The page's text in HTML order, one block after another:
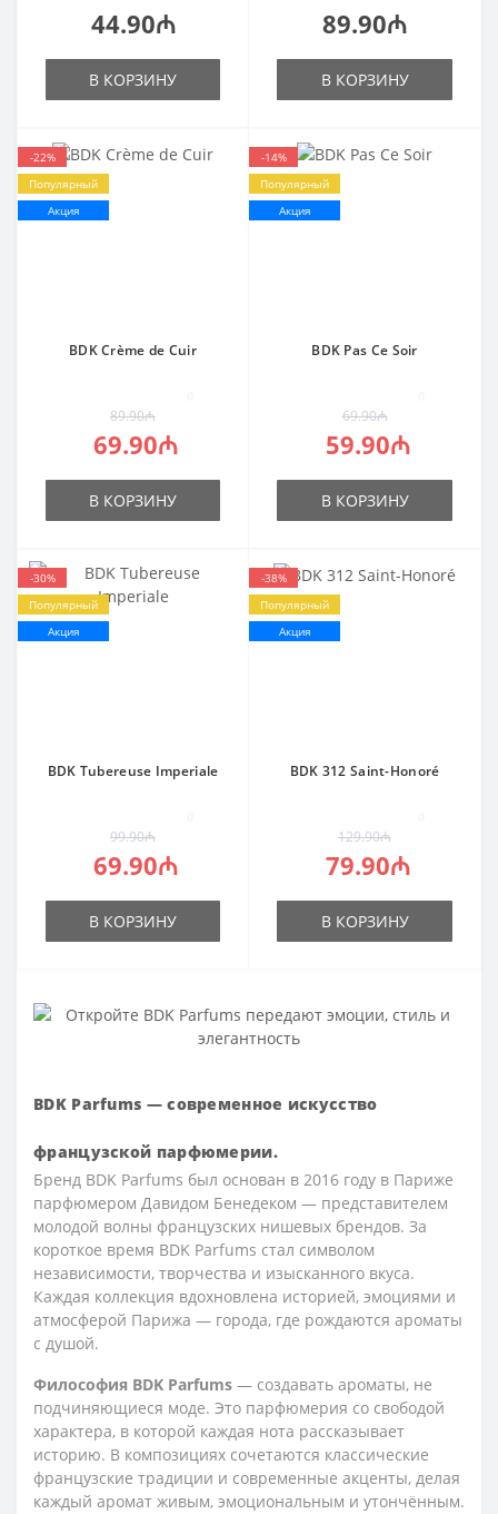
44.90₼
В КОРЗИНУ
89.90₼
В КОРЗИНУ
-22%
Популярный
Акция
BDK Crème de Cuir
89.90₼
69.90₼
В КОРЗИНУ
-14%
Популярный
Акция
BDK Pas Ce Soir
69.90₼
59.90₼
В КОРЗИНУ
-30%
Популярный
Акция
BDK Tubereuse Imperiale
99.90₼
69.90₼
В КОРЗИНУ
-38%
Популярный
Акция
BDK 312 Saint-Honoré
129.90₼
79.90₼
В КОРЗИНУ
BDK Parfums — современное искусство
французской парфюмерии.
Бренд BDK Parfums был основан в 2016 году в Париже
парфюмером Давидом Бенедеком — представителем
молодой волны французских нишевых брендов. За
короткое время BDK Parfums стал символом
независимости, творчества и изысканного вкуса.
Каждая коллекция вдохновлена историей, эмоциями и
атмосферой Парижа — города, где рождаются ароматы
с душой.
Философия BDK Parfums — создавать ароматы, не
подчиняющиеся моде. Это парфюмерия со свободой
характера, в которой каждая нота рассказывает
историю. В композициях сочетаются классические
французские традиции и современные акценты, делая
каждый аромат живым, эмоциональным и утончённым.